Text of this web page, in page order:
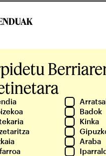
Badok
Kinka
Araba